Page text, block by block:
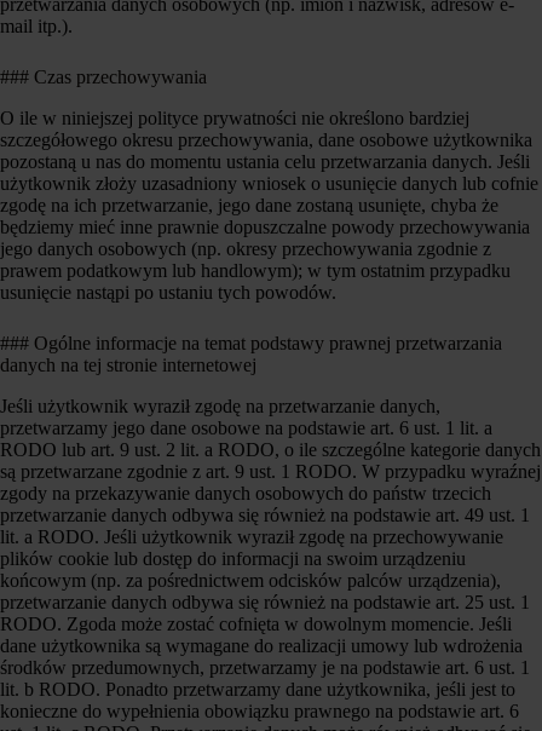
przetwarzania danych osobowych (np. imion i nazwisk, adresów e-
mail itp.).
### Czas przechowywania
O ile w niniejszej polityce prywatności nie określono bardziej
szczegółowego okresu przechowywania, dane osobowe użytkownika
pozostaną u nas do momentu ustania celu przetwarzania danych. Jeśli
użytkownik złoży uzasadniony wniosek o usunięcie danych lub cofnie
zgodę na ich przetwarzanie, jego dane zostaną usunięte, chyba że
będziemy mieć inne prawnie dopuszczalne powody przechowywania
jego danych osobowych (np. okresy przechowywania zgodnie z
prawem podatkowym lub handlowym); w tym ostatnim przypadku
usunięcie nastąpi po ustaniu tych powodów.
### Ogólne informacje na temat podstawy prawnej przetwarzania
danych na tej stronie internetowej
Jeśli użytkownik wyraził zgodę na przetwarzanie danych,
przetwarzamy jego dane osobowe na podstawie art. 6 ust. 1 lit. a
RODO lub art. 9 ust. 2 lit. a RODO, o ile szczególne kategorie danych
są przetwarzane zgodnie z art. 9 ust. 1 RODO. W przypadku wyraźnej
zgody na przekazywanie danych osobowych do państw trzecich
przetwarzanie danych odbywa się również na podstawie art. 49 ust. 1
lit. a RODO. Jeśli użytkownik wyraził zgodę na przechowywanie
plików cookie lub dostęp do informacji na swoim urządzeniu
końcowym (np. za pośrednictwem odcisków palców urządzenia),
przetwarzanie danych odbywa się również na podstawie art. 25 ust. 1
RODO. Zgoda może zostać cofnięta w dowolnym momencie. Jeśli
dane użytkownika są wymagane do realizacji umowy lub wdrożenia
środków przedumownych, przetwarzamy je na podstawie art. 6 ust. 1
lit. b RODO. Ponadto przetwarzamy dane użytkownika, jeśli jest to
konieczne do wypełnienia obowiązku prawnego na podstawie art. 6